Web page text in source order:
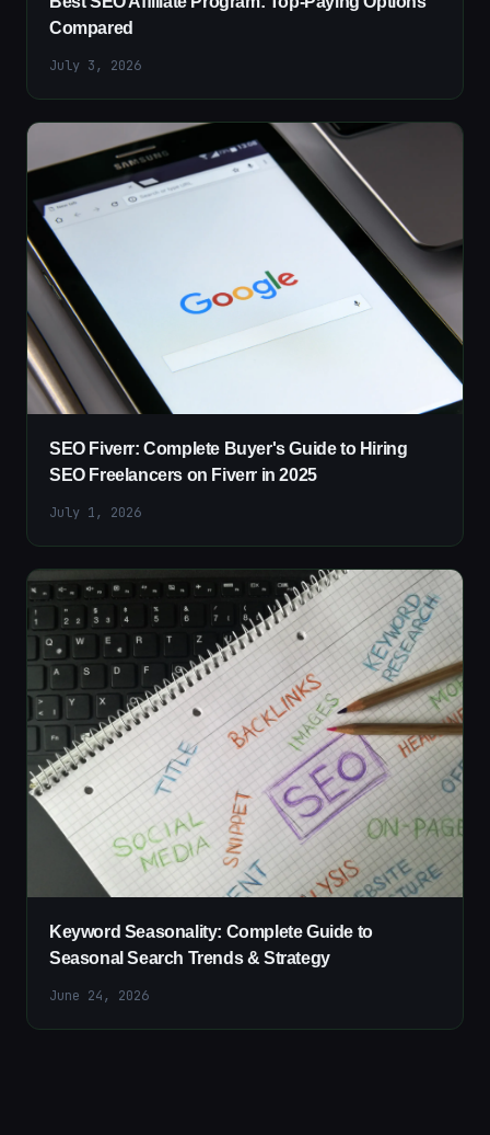
Compared
July 3, 2026
SEO Fiverr: Complete Buyer's Guide to Hiring
SEO Freelancers on Fiverr in 2025
July 1, 2026
Keyword Seasonality: Complete Guide to
Seasonal Search Trends & Strategy
June 24, 2026